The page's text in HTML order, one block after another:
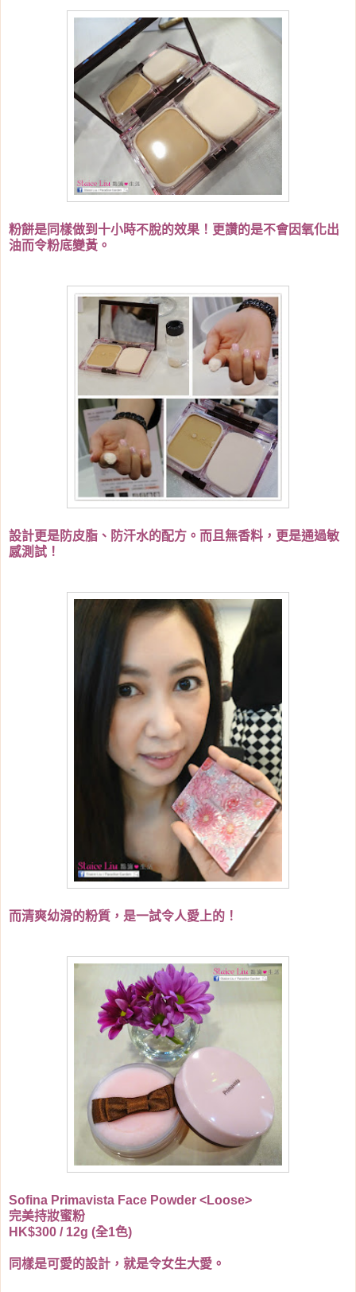
粉餅是同樣做到十小時不脫的效果！更讚的是不會因氧化出
油而令粉底變黃。
設計更是防皮脂、防汗水的配方。而且無香料，更是通過敏
感測試！
而清爽幼滑的粉質，是一試令人愛上的！
Sofina Primavista Face Powder <Loose>
完美持妝蜜粉
HK$300 / 12g (全1色)
同樣是可愛的設計，就是令女生大愛。